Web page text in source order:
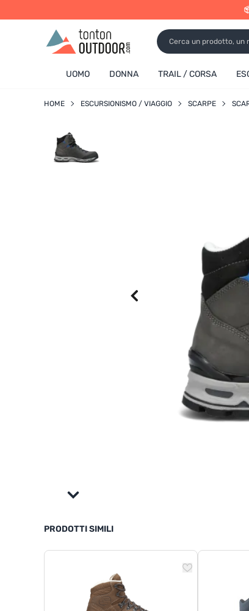
content
UOMO DONNA TRAIL / CORSA
HOME ESCURSIONISMO / VIAGGIO SCARPE
PRODOTTI SIMILI